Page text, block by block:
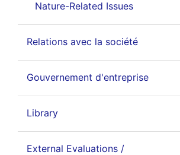
Nature-Related Issues
Relations avec la société
Gouvernement d'entreprise
Library
External Evaluations /